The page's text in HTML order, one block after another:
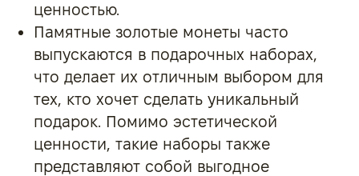
ценностью.
Памятные золотые монеты часто
выпускаются в подарочных наборах,
что делает их отличным выбором для
тех, кто хочет сделать уникальный
подарок. Помимо эстетической
ценности, такие наборы также
представляют собой выгодное